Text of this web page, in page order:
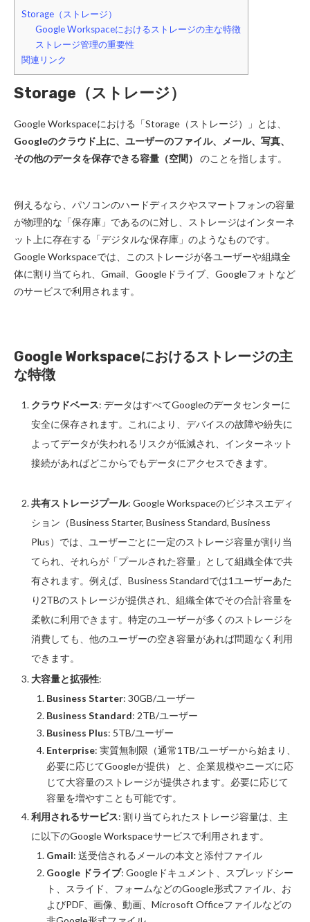
Storage（ストレージ）
Google Workspaceにおけるストレージの主な特徴
ストレージ管理の重要性
関連リンク
Storage（ストレージ）
Google Workspaceにおける「Storage（ストレージ）」とは、
Googleのクラウド上に、ユーザーのファイル、メール、写真、
その他のデータを保存できる容量（空間）
のことを指します。
例えるなら、パソコンのハードディスクやスマートフォンの容量
が物理的な「保存庫」であるのに対し、ストレージはインターネ
ット上に存在する「デジタルな保存庫」のようなものです。
Google Workspaceでは、このストレージが各ユーザーや組織全
体に割り当てられ、Gmail、Googleドライブ、Googleフォトなど
のサービスで利用されます。
Google Workspaceにおけるストレージの主
な特徴
クラウドベース: データはすべてGoogleのデータセンターに
安全に保存されます。これにより、デバイスの故障や紛失に
よってデータが失われるリスクが低減され、インターネット
接続があればどこからでもデータにアクセスできます。
共有ストレージプール: Google Workspaceのビジネスエディ
ション（Business Starter, Business Standard, Business
Plus）では、ユーザーごとに一定のストレージ容量が割り当
てられ、それらが「プールされた容量」として組織全体で共
有されます。例えば、Business Standardでは1ユーザーあた
り2TBのストレージが提供され、組織全体でその合計容量を
柔軟に利用できます。特定のユーザーが多くのストレージを
消費しても、他のユーザーの空き容量があれば問題なく利用
できます。
大容量と拡張性:
Business Starter: 30GB/ユーザー
Business Standard: 2TB/ユーザー
Business Plus: 5TB/ユーザー
Enterprise: 実質無制限（通常1TB/ユーザーから始まり、
必要に応じてGoogleが提供） と、企業規模やニーズに応
じて大容量のストレージが提供されます。必要に応じて
容量を増やすことも可能です。
利用されるサービス: 割り当てられたストレージ容量は、主
に以下のGoogle Workspaceサービスで利用されます。
Gmail: 送受信されるメールの本文と添付ファイル
Google ドライブ: Googleドキュメント、スプレッドシー
ト、スライド、フォームなどのGoogle形式ファイル、お
よびPDF、画像、動画、Microsoft Officeファイルなどの